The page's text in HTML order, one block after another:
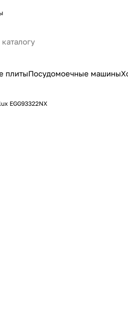
плитыПосудомоечные машины
EGG93322NX